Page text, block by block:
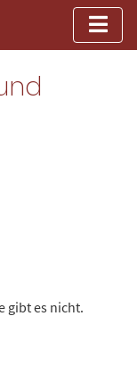
gibt es nicht.